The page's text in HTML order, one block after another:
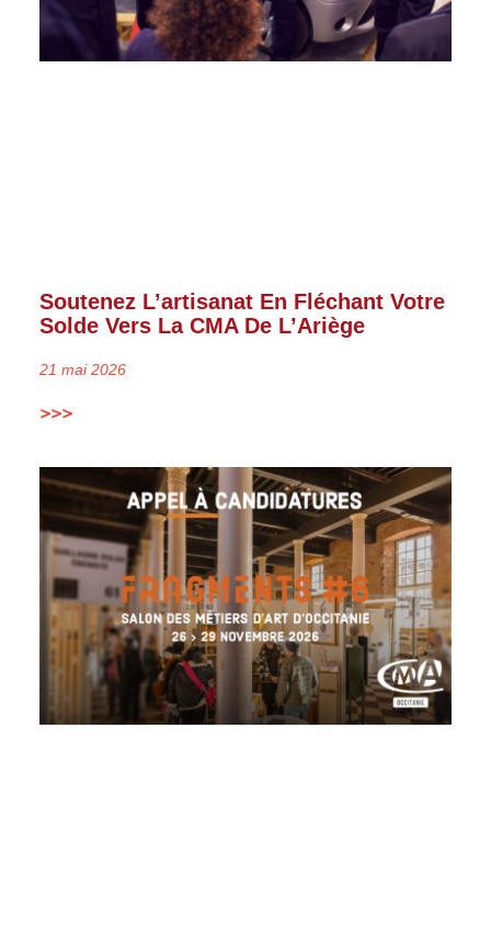
Soutenez L’artisanat En Fléchant Votre
Solde Vers La CMA De L’Ariège
21 mai 2026
>>>